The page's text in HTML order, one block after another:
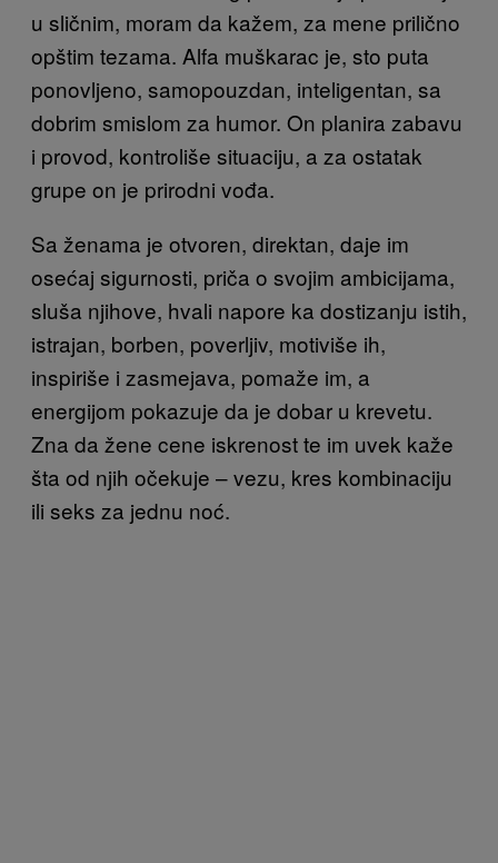
u sličnim, moram da kažem, za mene prilično
opštim tezama. Alfa muškarac je, sto puta
ponovljeno, samopouzdan, inteligentan, sa
dobrim smislom za humor. On planira zabavu
i provod, kontroliše situaciju, a za ostatak
grupe on je prirodni vođa.
Sa ženama je otvoren, direktan, daje im
osećaj sigurnosti, priča o svojim ambicijama,
sluša njihove, hvali napore ka dostizanju istih,
istrajan, borben, poverljiv, motiviše ih,
inspiriše i zasmejava, pomaže im, a
energijom pokazuje da je dobar u krevetu.
Zna da žene cene iskrenost te im uvek kaže
šta od njih očekuje – vezu, kres kombinaciju
ili seks za jednu noć.